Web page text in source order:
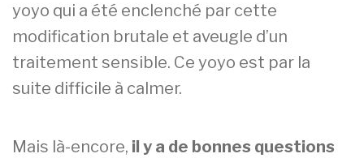
yoyo qui a été enclenché par cette
modification brutale et aveugle d’un
traitement sensible. Ce yoyo est par la
suite difficile à calmer.
Mais là-encore, il y a de bonnes questions